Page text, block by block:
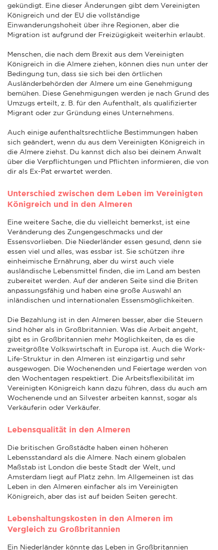
gekündigt. Eine dieser Änderungen gibt dem Vereinigten
Königreich und der EU die vollständige
Einwanderungshoheit über ihre Regionen, aber die
Migration ist aufgrund der Freizügigkeit weiterhin erlaubt.
Menschen, die nach dem Brexit aus dem Vereinigten
Königreich in die Almere ziehen, können dies nun unter der
Bedingung tun, dass sie sich bei den örtlichen
Ausländerbehörden der Almere um eine Genehmigung
bemühen. Diese Genehmigungen werden je nach Grund des
Umzugs erteilt, z. B. für den Aufenthalt, als qualifizierter
Migrant oder zur Gründung eines Unternehmens.
Auch einige aufenthaltsrechtliche Bestimmungen haben
sich geändert, wenn du aus dem Vereinigten Königreich in
die Almere ziehst. Du kannst dich also bei deinem Anwalt
über die Verpflichtungen und Pflichten informieren, die von
dir als Ex-Pat erwartet werden.
Unterschied zwischen dem Leben im Vereinigten
Königreich und in den Almeren
Eine weitere Sache, die du vielleicht bemerkst, ist eine
Veränderung des Zungengeschmacks und der
Essensvorlieben. Die Niederländer essen gesund, denn sie
essen viel und alles, was essbar ist. Sie schützen ihre
einheimische Ernährung, aber du wirst auch viele
ausländische Lebensmittel finden, die im Land am besten
zubereitet werden. Auf der anderen Seite sind die Briten
anpassungsfähig und haben eine große Auswahl an
inländischen und internationalen Essensmöglichkeiten.
Die Bezahlung ist in den Almeren besser, aber die Steuern
sind höher als in Großbritannien. Was die Arbeit angeht,
gibt es in Großbritannien mehr Möglichkeiten, da es die
zweitgrößte Volkswirtschaft in Europa ist. Auch die Work-
Life-Struktur in den Almeren ist einzigartig und sehr
ausgewogen. Die Wochenenden und Feiertage werden von
den Wochentagen respektiert. Die Arbeitsflexibilität im
Vereinigten Königreich kann dazu führen, dass du auch am
Wochenende und an Silvester arbeiten kannst, sogar als
Verkäuferin oder Verkäufer.
Lebensqualität in den Almeren
Die britischen Großstädte haben einen höheren
Lebensstandard als die Almere. Nach einem globalen
Maßstab ist London die beste Stadt der Welt, und
Amsterdam liegt auf Platz zehn. Im Allgemeinen ist das
Leben in den Almeren einfacher als im Vereinigten
Königreich, aber das ist auf beiden Seiten gerecht.
Lebenshaltungskosten in den Almeren im
Vergleich zu Großbritannien
Ein Niederländer könnte das Leben in Großbritannien